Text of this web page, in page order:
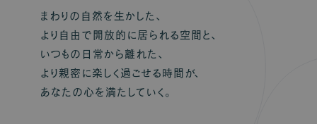
まわりの自然を生かした、
より自由で開放的に居られる空間と、
いつもの日常から離れた、
より親密に楽しく過ごせる時間が、
あなたの心を満たしていく。